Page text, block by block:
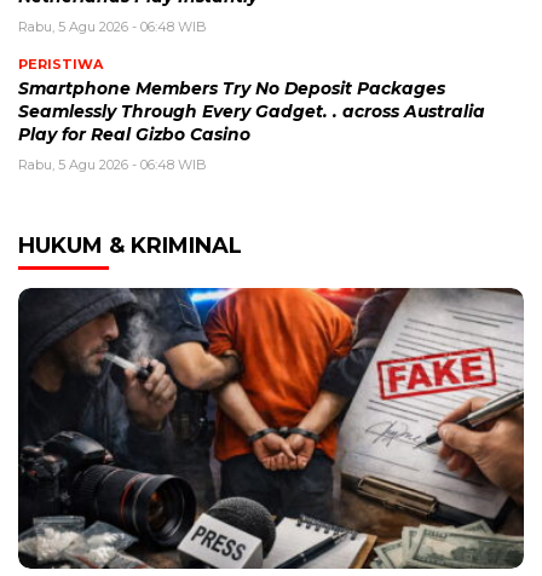
Rabu, 5 Agu 2026 - 06:48 WIB
PERISTIWA
Smartphone Members Try No Deposit Packages
Seamlessly Through Every Gadget. . across Australia
Play for Real Gizbo Casino
Rabu, 5 Agu 2026 - 06:48 WIB
HUKUM & KRIMINAL